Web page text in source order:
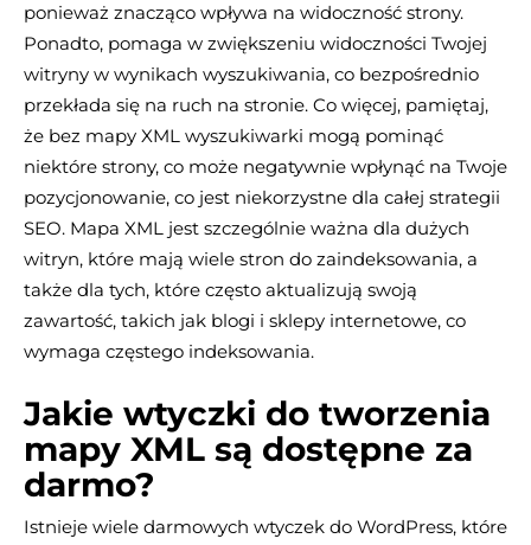
ponieważ znacząco wpływa na widoczność strony.
Ponadto, pomaga w zwiększeniu widoczności Twojej
witryny w wynikach wyszukiwania, co bezpośrednio
przekłada się na ruch na stronie. Co więcej, pamiętaj,
że bez mapy XML wyszukiwarki mogą pominąć
niektóre strony, co może negatywnie wpłynąć na Twoje
pozycjonowanie, co jest niekorzystne dla całej strategii
SEO. Mapa XML jest szczególnie ważna dla dużych
witryn, które mają wiele stron do zaindeksowania, a
także dla tych, które często aktualizują swoją
zawartość, takich jak blogi i sklepy internetowe, co
wymaga częstego indeksowania.
Jakie wtyczki do tworzenia
mapy XML są dostępne za
darmo?
Istnieje wiele darmowych wtyczek do WordPress, które